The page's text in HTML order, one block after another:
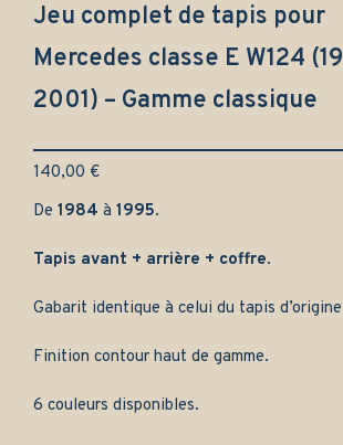
Jeu complet de tapis pour
Mercedes classe E W124
2001) – Gamme classique
140,00 €
De 1984 à 1995.
Tapis avant + arrière + coffre.
Gabarit identique à celui du tapis
Finition contour haut de gamme.
6 couleurs disponibles.